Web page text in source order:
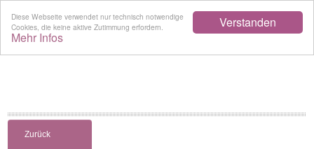
Verstanden
Diese Webseite verwendet nur technisch notwendige
Cookies, die keine aktive Zutimmung erfordern.
Mehr Infos
Zurück